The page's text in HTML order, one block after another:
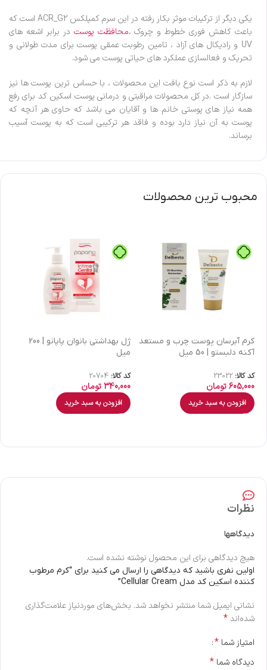
یکی دیگر از ترکیبات موثر بکار رفته در این سرم کمپلکس ACR_G2 است که
باعث کاهش فوری خطوط و چروک ،محافظت پوست در برابر اشعه های
UV و رادیکال های آزاد ، تامین رطوبت عمقی پوست برای مدت طولانی و
تحریک و فعالسازی عملکرد های حیاتی پوست می شود.
لازم به ذکر است نوع بافت این محصولات ، با حساس ترین پوست ها نیز
سازگار است .در کل محصولات مراقبتی و درمانی پوست اسکین کد برای رفع
همه نیاز های پوستی خانم ها و آقایان می باشد که حاوی هر آنچه که
پوست به آن نیاز دارد بوده و فاقد هر ترکیبی است که به پوست آسیب
برساند.
محبوب ترین محصولات
كرم آبرسان پوست چرب و مستعد
آکنه دلبستو | 50 میل
کد کالا: 23022
605,000تومان
افزودن به سبد خرید
ژل بهداشتی بانوان پاپانو | 200
میل
کد کالا: 20704
340,000تومان
افزودن به سبد خرید
نظرات
دیدگاهها
هیچ دیدگاهی برای این محصول نوشته نشده است.
اولین نفری باشید که دیدگاهی را ارسال می کنید برای “کرم مرطوب
کننده اسکین کد مدل Cellular Cream”
نشانی ایمیل شما منتشر نخواهد شد. بخش‌های موردنیاز علامت‌گذاری
شده‌اند*
امتیاز شما *
دیدگاه شما *